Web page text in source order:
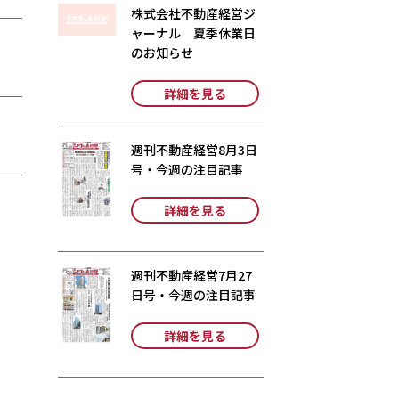
株式会社不動産経営ジ
ャーナル 夏季休業日
のお知らせ
詳細を見る
週刊不動産経営8月3日
号・今週の注目記事
詳細を見る
週刊不動産経営7月27
日号・今週の注目記事
詳細を見る